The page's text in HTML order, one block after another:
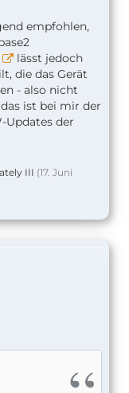
empfohlen,
lässt jedoch
die das Gerät
- also nicht
ist bei mir der
Updates der
III (17. Juni